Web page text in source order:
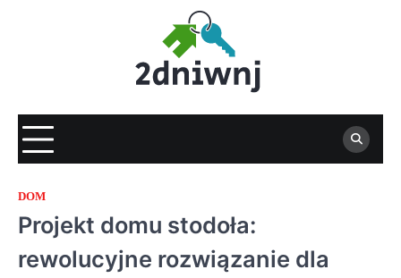
DOM
Projekt domu stodoła:
rewolucyjne rozwiązanie dla